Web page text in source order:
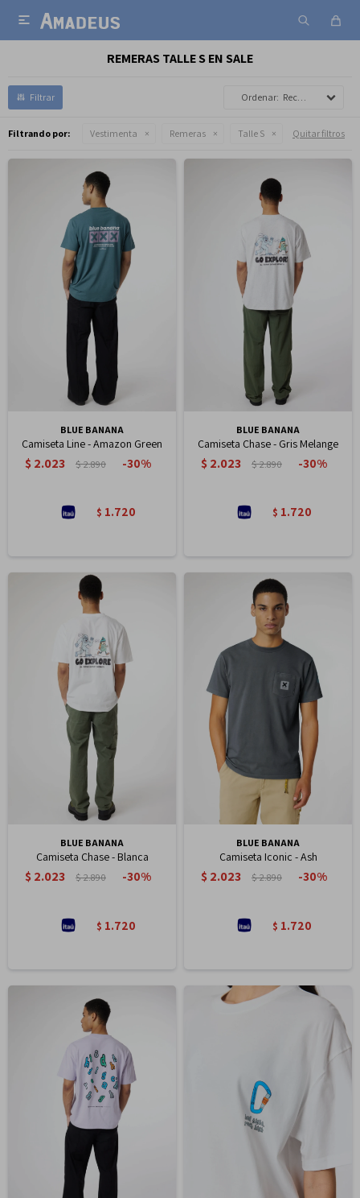

REMERAS TALLE S EN SALE
Recomendados
Filtrando por: Vestimenta Remeras Talle S Quitar filtros
BLUE BANANA
Camiseta Line - Amazon Green
$2.023 $2.890 30
$ 1.720
BLUE BANANA
Camiseta Chase - Gris Melange
$2.023 $2.890 30
$ 1.720
BLUE BANANA
Camiseta Chase - Blanca
$2.023 $2.890 30
$ 1.720
BLUE BANANA
Camiseta Iconic - Ash
$2.023 $2.890 30
$ 1.720